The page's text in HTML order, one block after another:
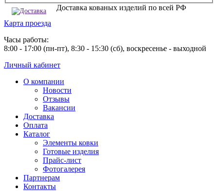
Доставка кованых изделий по всей РФ
Карта проезда
Часы работы:
8:00 - 17:00 (пн-пт), 8:30 - 15:30 (сб), воскресенье - выходной
Личный кабинет
О компании
Новости
Отзывы
Вакансии
Доставка
Оплата
Каталог
Элементы ковки
Готовые изделия
Прайс-лист
Фотогалерея
Партнерам
Контакты